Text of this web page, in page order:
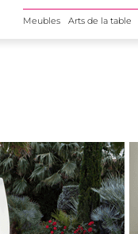
Meubles Arts de la table